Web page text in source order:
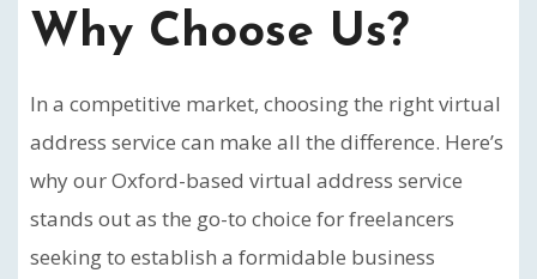
Why Choose Us?
In a competitive market, choosing the right virtual
address service can make all the difference. Here’s
why our Oxford-based virtual address service
stands out as the go-to choice for freelancers
seeking to establish a formidable business